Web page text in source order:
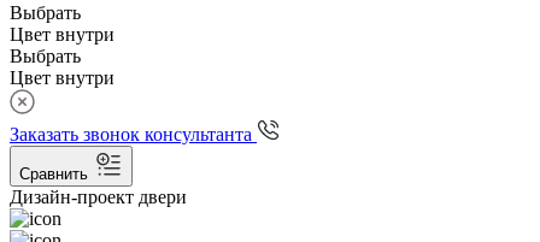
Выбрать
Цвет внутри
Выбрать
Цвет внутри
Заказать звонок консультанта
Сравнить
Дизайн-проект двери